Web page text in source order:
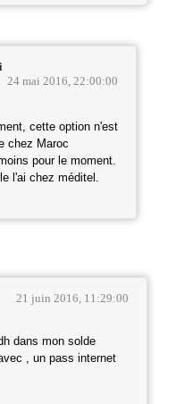
24 mai 2016, 22:00:00
cette option n'est
chez Maroc
pour le moment.
l'ai chez méditel.
21 juin 2016, 11:29:00
dans mon solde
, un pass internet